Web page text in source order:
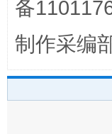
备
制作采编